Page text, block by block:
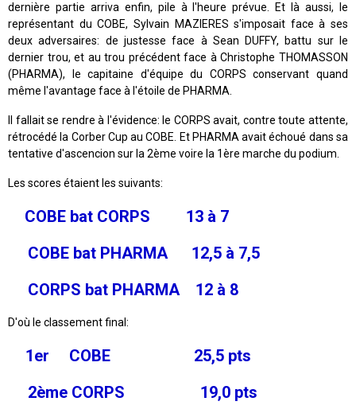
dernière partie arriva enfin, pile à l'heure prévue. Et là aussi, le
représentant du COBE, Sylvain MAZIERES s'imposait face à ses
deux adversaires: de justesse face à Sean DUFFY, battu sur le
dernier trou, et au trou précédent face à Christophe THOMASSON
(PHARMA), le capitaine d'équipe du CORPS conservant quand
même l'avantage face à l'étoile de PHARMA.
Il fallait se rendre à l'évidence: le CORPS avait, contre toute attente,
rétrocédé la Corber Cup au COBE. Et PHARMA avait échoué dans sa
tentative d'ascencion sur la 2ème voire la 1ère marche du podium.
Les scores étaient les suivants:
COBE bat CORPS 13 à 7
COBE bat PHARMA 12,5 à 7,5
CORPS bat PHARMA 12 à 8
D'où le classement final:
1er COBE 25,5 pts
2ème CORPS 19,0 pts